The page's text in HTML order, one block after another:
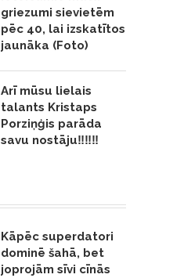
griezumi sievietēm
pēc 40, lai izskatītos
jaunāka (Foto)
Arī mūsu lielais
talants Kristaps
Porziņģis parāda
savu nostāju‼️‼️‼️
Kāpēc superdatori
dominē šahā, bet
joprojām sīvi cīnās